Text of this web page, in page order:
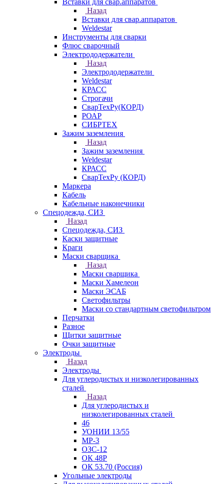
Вставки для свар.аппаратов
Назад
Вставки для свар.аппаратов
Weldestar
Инструменты для сварки
Флюс сварочный
Электрододержатели
Назад
Электрододержатели
Weldestar
КРАСС
Строгачи
СварТехРу(КОРД)
РОАР
СИБРТЕХ
Зажим заземления
Назад
Зажим заземления
Weldestar
КРАСС
СварТехРу (КОРД)
Маркера
Кабель
Кабельные наконечники
Спецодежда, СИЗ
Назад
Спецодежда, СИЗ
Каски защитные
Краги
Маски сварщика
Назад
Маски сварщика
Маски Хамелеон
Маски ЭСАБ
Светофильтры
Маски со стандартным светофильтром
Перчатки
Разное
Щитки защитные
Очки защитные
Электроды
Назад
Электроды
Для углеродистых и низколегированных
сталей
Назад
Для углеродистых и
низколегированных сталей
46
УОНИИ 13/55
МР-3
ОЗС-12
ОК 48Р
ОК 53.70 (Россия)
Угольные электроды